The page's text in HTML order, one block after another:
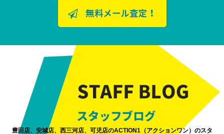
豊田店、安城店、西三河店、可児店のACTION1（アクションワン）のスタ